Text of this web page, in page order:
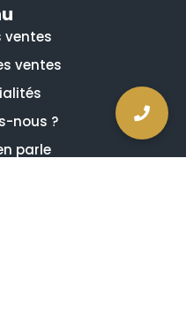
ventes
ventes
nous ?
parle